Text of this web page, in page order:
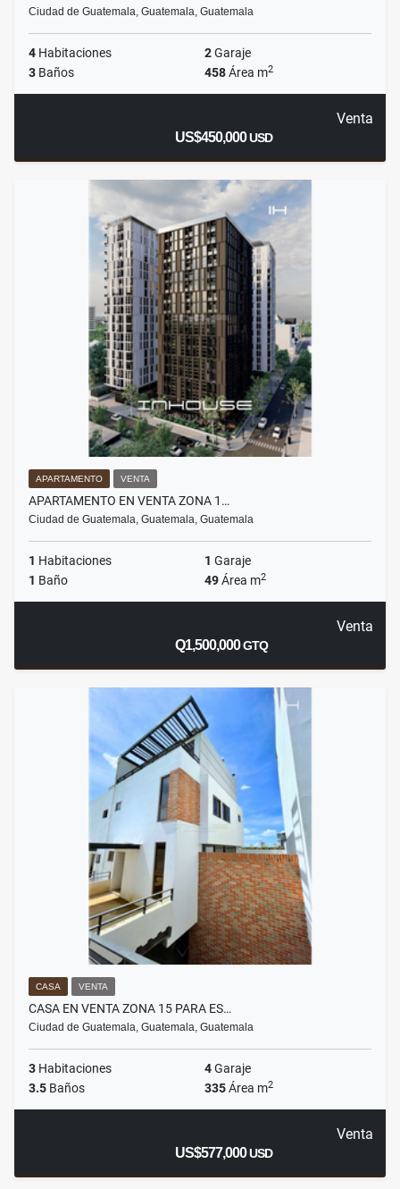
Ciudad de Guatemala, Guatemala, Guatemala
4 Habitaciones 2Garaje
3 Baños 458Área m2
Venta
US$450,000USD
APARTAMENTO VENTA
APARTAMENTO EN VENTA ZONA 1…
Ciudad de Guatemala, Guatemala, Guatemala
1 Habitaciones 1 Garaje
1 Baño 49Área m2
Venta
Q1,500,000GTQ
CASA VENTA
CASA EN VENTA ZONA 15 PARA ES…
Ciudad de Guatemala, Guatemala, Guatemala
3 Habitaciones 4Garaje
3.5 Baños 335Área m2
Venta
US$577,000USD